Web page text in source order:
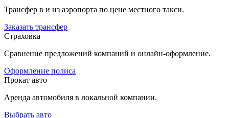
Трансфер в и из аэропорта по цене местного такси.
Заказать трансфер
Страховка
Сравнение предложений компаний и онлайн-оформление.
Оформление полиса
Прокат авто
Аренда автомобиля в локальной компании.
Выбрать авто